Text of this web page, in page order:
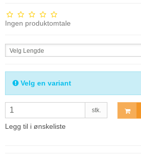
Ingen produktomtale
Velg Lengde
Velg en variant
stk.
Legg til i ønskeliste